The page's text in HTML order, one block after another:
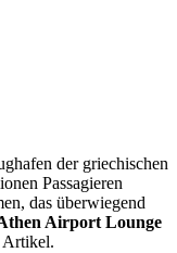
der griechischen
Passagieren
das überwiegend
Airport Lounge
Artikel.